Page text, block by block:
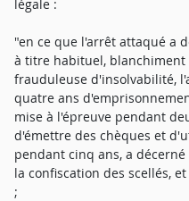
légale :
"en ce que l'arrêt attaqué a
à titre habituel,
frauduleuse d'insolvabilité,
quatre ans
mise à l'épreuve pendant
d'émettre des chèques et
pendant cinq ans, a
la confiscation des scellés,
;